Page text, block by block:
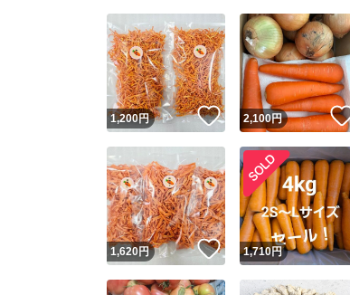
1,200円 いいね！
2,100円
1,620円 いいね！
1,710円